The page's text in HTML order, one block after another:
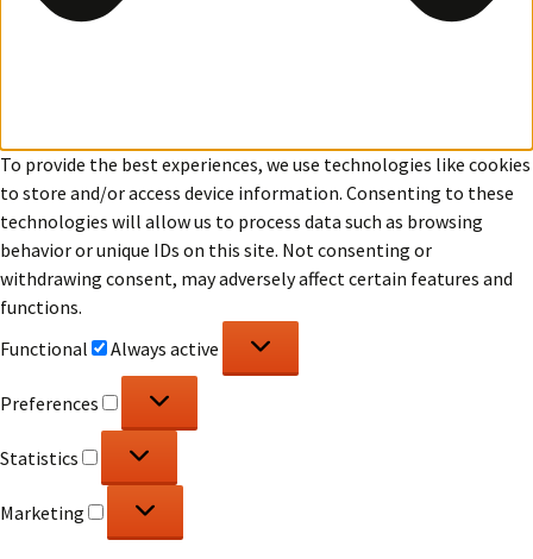
To provide the best experiences, we use technologies like cookies
to store and/or access device information. Consenting to these
technologies will allow us to process data such as browsing
behavior or unique IDs on this site. Not consenting or
withdrawing consent, may adversely affect certain features and
functions.
Functional
Always active
Preferences
Statistics
Marketing